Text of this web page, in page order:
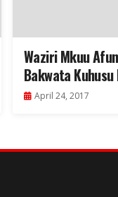
Waziri Mkuu
Bakwata Kuhusu
April 24, 2017